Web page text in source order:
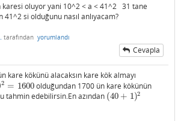
karesi oluyor yani 10^2 < a < 41^2 31 tane
41^2 si olduğunu nasıl anlıyacam?
tarafından yorumlandı
Cevapla
kare kökünü alacaksın kare kök almayı
2 = 1600
2 =1600
olduğundan 1700 ün kare kökünün
tahmin edebilirsin.En azından (40 + 1)2
(40+1) 2